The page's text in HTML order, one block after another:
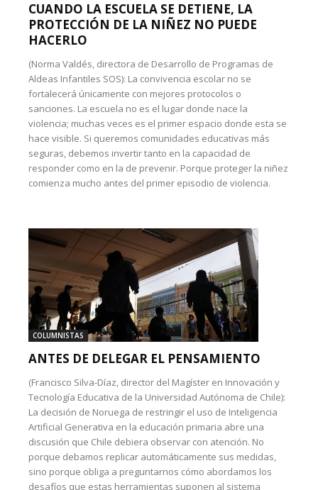
CUANDO LA ESCUELA SE DETIENE, LA
PROTECCIÓN DE LA NIÑEZ NO PUEDE
HACERLO
(Norma Valdés, directora de Desarrollo de Programas de
Aldeas Infantiles SOS): La convivencia escolar no se
fortalecerá únicamente con mejores protocolos o
sanciones. La escuela no es el lugar donde nace la
violencia; muchas veces es el primer espacio donde esta se
hace visible. Si queremos comunidades educativas más
seguras, debemos invertir tanto en la capacidad de
responder como en la de prevenir. Porque proteger la niñez
comienza mucho antes del primer episodio de violencia.
COLUMNISTAS
ANTES DE DELEGAR EL PENSAMIENTO
(Francisco Silva-Díaz, director del Magíster en Innovación y
Tecnología Educativa de la Universidad Autónoma de Chile):
La decisión de Noruega de restringir el uso de Inteligencia
Artificial Generativa en la educación primaria abre una
discusión que Chile debiera observar con atención. No
porque debamos replicar automáticamente sus medidas,
sino porque obliga a preguntarnos cómo abordamos los
desafíos que estas herramientas suponen al sistema